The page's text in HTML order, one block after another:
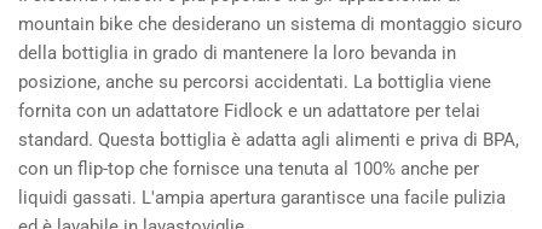
mountain bike che desiderano un sistema di montaggio sicuro
della bottiglia in grado di mantenere la loro bevanda in
posizione, anche su percorsi accidentati. La bottiglia viene
fornita con un adattatore Fidlock e un adattatore per telai
standard. Questa bottiglia è adatta agli alimenti e priva di BPA,
con un flip-top che fornisce una tenuta al 100% anche per
liquidi gassati. L'ampia apertura garantisce una facile pulizia